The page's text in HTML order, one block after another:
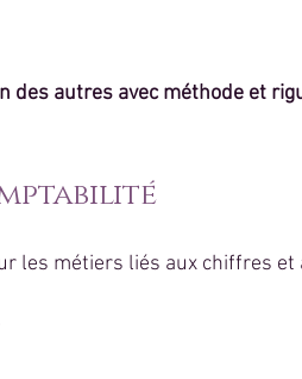
des autres avec méthode et
les métiers liés aux chiffres et